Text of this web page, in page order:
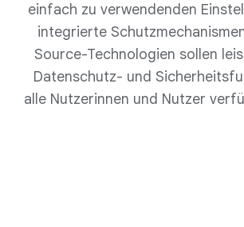
einfach zu verwendenden
integrierte
Source-Technologien sollen
Datenschutz- und
alle Nutzerinnen und Nutzer